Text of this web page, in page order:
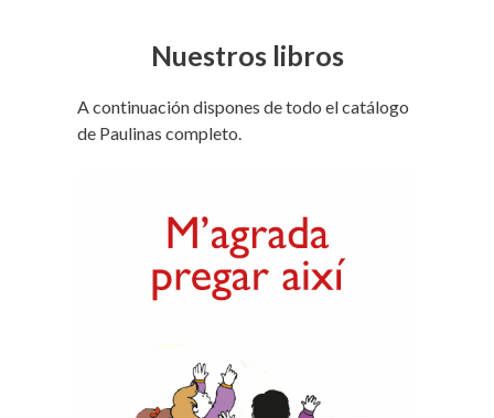
Nuestros libros
A continuación dispones de todo el catálogo
de Paulinas completo.